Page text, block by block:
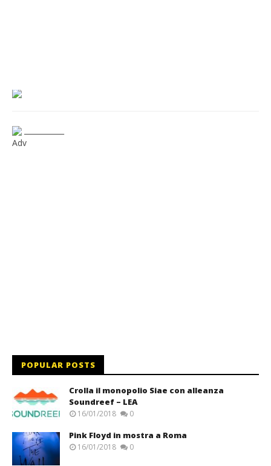
Adv
POPULAR POSTS
Crolla il monopolio Siae con alleanza
Soundreef – LEA
16/01/2018 0
Pink Floyd in mostra a Roma
16/01/2018 0